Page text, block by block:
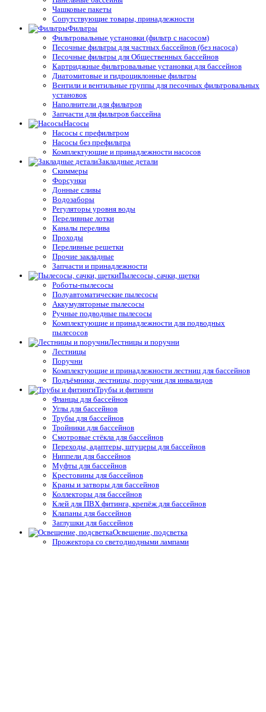
Чашковые пакеты
Сопутствующие товары, принадлежности
Фильтры
Фильтровальные установки (фильтр с насосом)
Песочные фильтры для частных бассейнов (без насоса)
Песочные фильтры для Общественных бассейнов
Картриджные фильтровальные установки для бассейнов
Диатомитовые и гидроциклонные фильтры
Вентили и вентильные группы для песочных фильтровальных
установок
Наполнители для фильтров
Запчасти для фильтров бассейна
Насосы
Насосы с префильтром
Насосы без префильтра
Комплектующие и принадлежности насосов
Закладные детали
Скиммеры
Форсунки
Донные сливы
Водозаборы
Регуляторы уровня воды
Переливные лотки
Каналы перелива
Проходы
Переливные решетки
Прочие закладные
Запчасти и принадлежности
Пылесосы, сачки, щетки
Роботы-пылесосы
Полуавтоматические пылесосы
Аккумуляторные пылесосы
Ручные подводные пылесосы
Комплектующие и принадлежности для подводных
пылесосов
Лестницы и поручни
Лестницы
Поручни
Комплектующие и принадлежности лестниц для бассейнов
Подъёмники, лестницы, поручни для инвалидов
Трубы и фитинги
Фланцы для бассейнов
Углы для бассейнов
Трубы для бассейнов
Тройники для бассейнов
Смотровые стёкла для бассейнов
Переходы, адаптеры, штуцеры для бассейнов
Ниппели для бассейнов
Муфты для бассейнов
Крестовины для бассейнов
Краны и затворы для бассейнов
Коллекторы для бассейнов
Клей для ПВХ фитинга, крепёж для бассейнов
Клапаны для бассейнов
Заглушки для бассейнов
Освещение, подсветка
Прожектора со светодиодными лампами